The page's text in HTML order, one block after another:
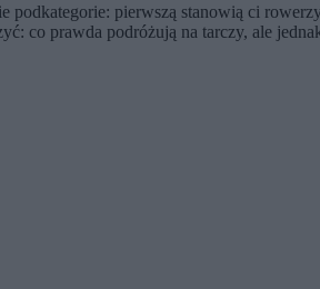
podkategorie: pierwszą stanowią ci
co prawda podróżują na tarczy, ale